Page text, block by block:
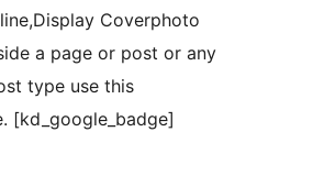
Coverphoto
a page or post or any
type use this
[kd_google_badge]